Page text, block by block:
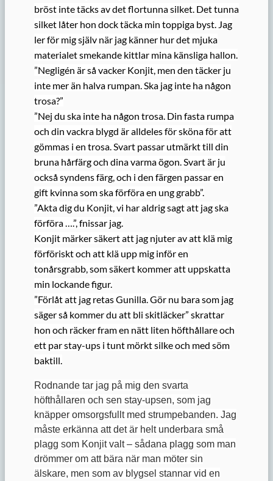
bröst inte täcks av det flortunna silket. Det tunna
silket låter hon dock täcka min toppiga byst. Jag
ler för mig själv när jag känner hur det mjuka
materialet smekande kittlar mina känsliga hallon.
”Negligén är så vacker Konjit, men den täcker ju
inte mer än halva rumpan. Ska jag inte ha någon
trosa?”
”Nej du ska inte ha någon trosa. Din fasta rumpa
och din vackra blygd är alldeles för sköna för att
gömmas i en trosa. Svart passar utmärkt till din
bruna hårfärg och dina varma ögon. Svart är ju
också syndens färg, och i den färgen passar en
gift kvinna som ska förföra en ung grabb”.
”Akta dig du Konjit, vi har aldrig sagt att jag ska
förföra ….”, fnissar jag.
Konjit märker säkert att jag njuter av att klä mig
förföriskt och att klä upp mig inför en
tonårsgrabb, som säkert kommer att uppskatta
min lockande figur.
”Förlåt att jag retas Gunilla. Gör nu bara som jag
säger så kommer du att bli skitläcker” skrattar
hon och räcker fram en nätt liten höfthållare och
ett par stay-ups i tunt mörkt silke och med söm
baktill.
Rodnande tar jag på mig den svarta
höfthållaren och sen stay-upsen, som jag
knäpper omsorgsfullt med strumpebanden. Jag
måste erkänna att det är helt underbara små
plagg som Konjit valt – sådana plagg som man
drömmer om att bära när man möter sin
älskare, men som av blygsel stannar vid en